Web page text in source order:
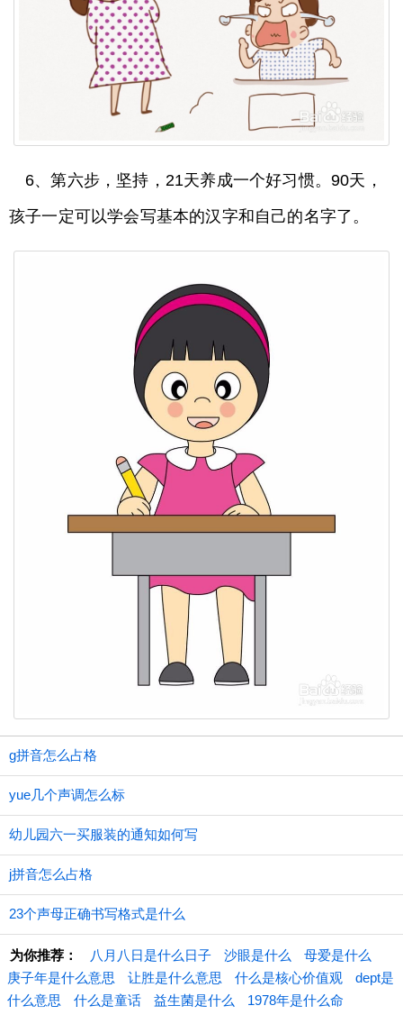
6、第六步，坚持，21天养成一个好习惯。90天，
孩子一定可以学会写基本的汉字和自己的名字了。
g拼音怎么占格
yue几个声调怎么标
幼儿园六一买服装的通知如何写
j拼音怎么占格
23个声母正确书写格式是什么
为你推荐： 八月八日是什么日子 沙眼是什么
母爱是什么
庚子年是什么意思
让胜是什么意思 什么是核心价值观
dept是
什么意思
什么是童话 益生菌是什么 1978年是什么命